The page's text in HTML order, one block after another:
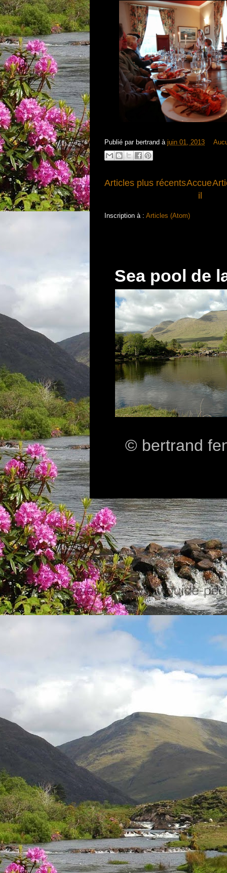
Publié parbertrand à juin 01, 2013
Articles plus récentsAccue
il
Inscription à :Articles (Atom)
Sea pool de
© bertrand